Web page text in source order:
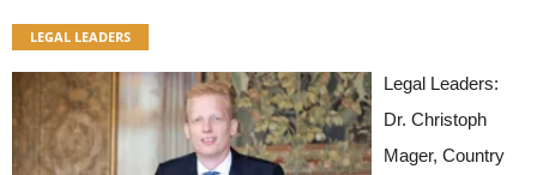
LEGAL LEADERS
Legal Leaders:
Dr. Christoph
Mager, Country